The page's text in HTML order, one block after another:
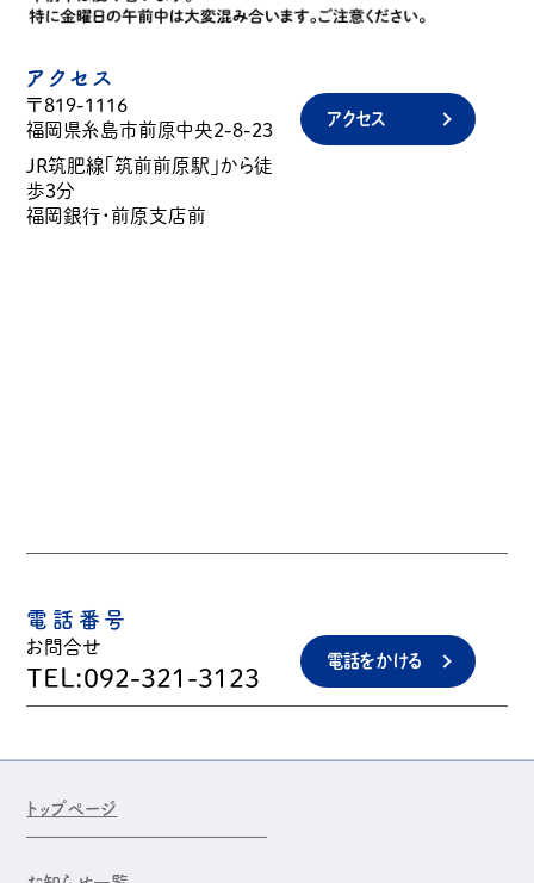
アクセス
〒819-1116
福岡県糸島市前原中央2-8-23
JR筑肥線「筑前前原駅」から徒
歩3分
福岡銀行・前原支店前
アクセス
電話番号
お問合せ
TEL:092-321-3123
電話をかける
トップページ